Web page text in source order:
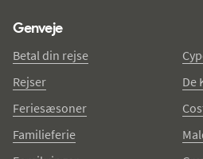
Genveje
Betal din rejse
Rejser
Feriesæsoner
Familieferie
De